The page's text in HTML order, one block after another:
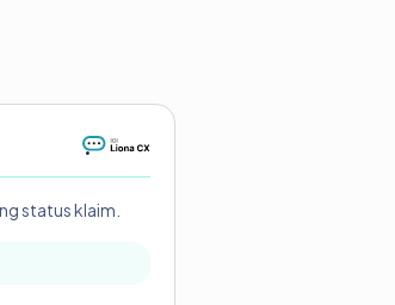
status klaim.